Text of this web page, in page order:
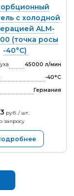
с холодной
ALM-
(точка росы
-40°С)
45000 л/мин
-40°С
Германия
руб. / шт.
запросу